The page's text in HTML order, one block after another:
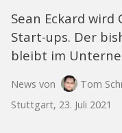
Sean Eckard wird
Start-ups. Der
bleibt im
News von
Tom
Stuttgart, 23. Juli 2021